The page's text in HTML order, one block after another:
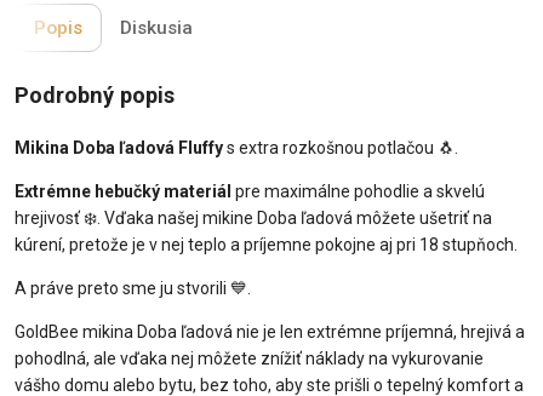
Popis Diskusia
Podrobný popis
Mikina Doba ľadová Fluffys extra rozkošnou potlačou 🐧.
Extrémne hebučký materiál pre maximálne pohodlie a skvelú
hrejivosť ❄️. Vďaka našej mikine Doba ľadová môžete ušetriť na
kúrení, pretože je v nej teplo a príjemne pokojne aj pri 18 stupňoch.
A práve preto sme ju stvorili 💙.
GoldBee mikina Doba ľadová nie je len extrémne príjemná, hrejivá a
pohodlná, ale vďaka nej môžete znížiť náklady na vykurovanie
vášho domu alebo bytu, bez toho, aby ste prišli o tepelný komfort a